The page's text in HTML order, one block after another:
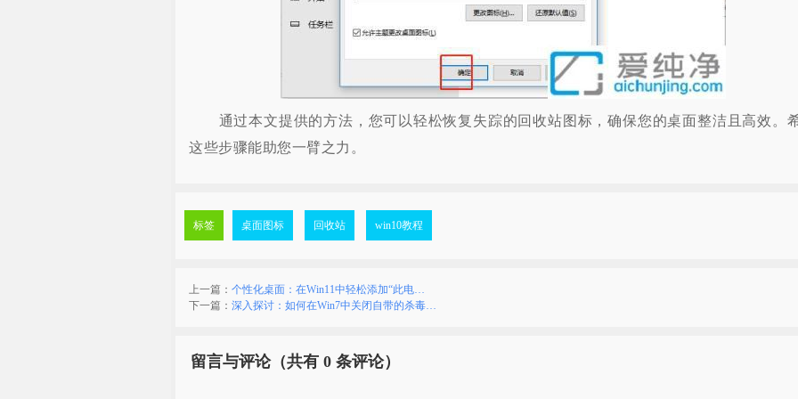
通过本文提供的方法，您可以轻松恢复失踪的回收站图标，确保您的桌面整洁且高效。
这些步骤能助您一臂之力。
标签 桌面图标 回收站 win10教程
上一篇： 个性化桌面：在Win11中轻松添加“此电…
下一篇： 深入探讨：如何在Win7中关闭自带的杀毒…
留言与评论（共有 0 条评论）